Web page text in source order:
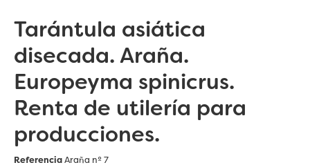
Tarántula asiática
disecada. Araña.
Europeyma spinicrus.
Renta de utilería para
producciones.
ReferenciaAraña nº 7